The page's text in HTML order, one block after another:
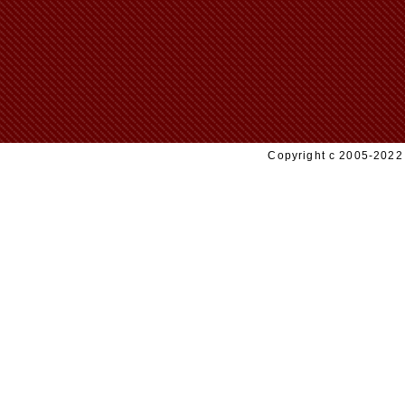
Copyright c 2005-2022